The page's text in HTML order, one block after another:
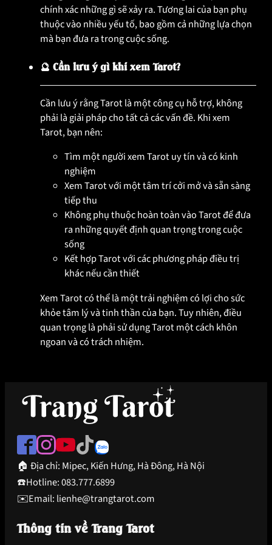
chính xác những gì sẽ xảy ra. Tương lai của bạn phụ
thuộc vào nhiều yếu tố, bao gồm cả những lựa chọn
mà bạn đưa ra trong cuộc sống.
🔮 Cần lưu ý gì khi xem Tarot?
Cần lưu ý rằng Tarot là một công cụ hỗ trợ, không
phải là giải pháp cho tất cả các vấn đề. Khi xem
Tarot, bạn nên:
Tìm một người xem Tarot uy tín và có kinh
nghiệm
Xem Tarot với một tâm trí cởi mở và sẵn sàng
tiếp thu
Không phụ thuộc hoàn toàn vào Tarot để đưa
ra những quyết định quan trọng trong cuộc
sống
Kết hợp Tarot với các phương pháp điều trị
khác nếu cần thiết
Xem Tarot có thể là một trải nghiệm có lợi cho sức
khỏe tâm lý và tinh thần của bạn. Tuy nhiên, điều
quan trọng là phải sử dụng Tarot một cách khôn
ngoan và có trách nhiệm.
🏠 Địa chỉ: Mipec, Kiến Hưng, Hà Đông, Hà Nội
☎️Hotline: 083.777.6899
✉️Email: lienhe@trangtarot.com
Thông tin về Trang Tarot